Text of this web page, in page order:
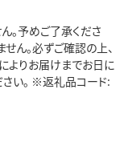
。予めご了承くださ
ん。必ずご確認の上、
よりお届けまでお日に
さい。 ※返礼品コード: